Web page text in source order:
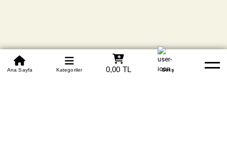
0850 305 09 70
Beden Tablosu Banka Hesapları Whatsapp Yardım
Ana Sayfa Kategoriler 0,00 TL Giriş